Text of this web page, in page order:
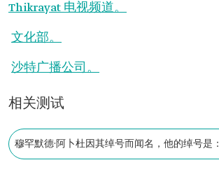
Thikrayat 电视频道。
文化部。
沙特广播公司。
相关测试
穆罕默德·阿卜杜因其绰号而闻名，他的绰号是：